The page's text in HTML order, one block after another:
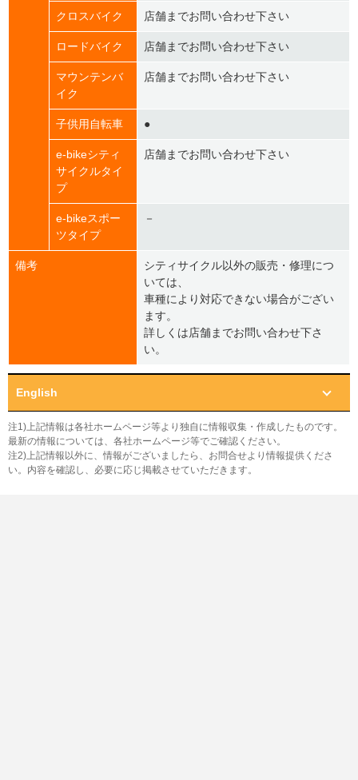
クロスバイク 店舗までお問い合わせ下さい
ロードバイク 店舗までお問い合わせ下さい
マウンテンバ
イク
店舗までお問い合わせ下さい
子供用自転車 ●
e-bikeシティ
サイクルタイ
プ
店舗までお問い合わせ下さい
e-bikeスポー
ツタイプ
－
備考
シティサイクル以外の販売・修理につ
いては、
車種により対応できない場合がござい
ます。
詳しくは店舗までお問い合わせ下さ
い。
English
注1)上記情報は各社ホームページ等より独自に情報収集・作成したものです。
最新の情報については、各社ホームページ等でご確認ください。
注2)上記情報以外に、情報がございましたら、お問合せより情報提供くださ
い。内容を確認し、必要に応じ掲載させていただきます。